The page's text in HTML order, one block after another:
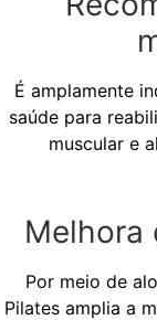
É amplamente
saúde para
muscular e
Melhora
Por meio de
Pilates amplia a